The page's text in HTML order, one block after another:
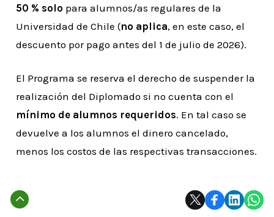
50 % solo para alumnos/as regulares de la
Universidad de Chile (no aplica, en este caso, el
descuento por pago antes del 1 de julio de 2026).
El Programa se reserva el derecho de suspender la
realización del Diplomado si no cuenta con el
mínimo de alumnos requeridos. En tal caso se
devuelve a los alumnos el dinero cancelado,
menos los costos de las respectivas transacciones.
Subir